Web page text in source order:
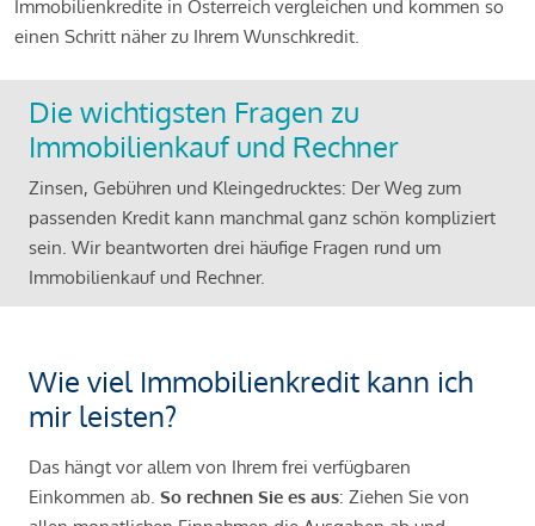
Immobilienkredite in Österreich vergleichen und kommen so
einen Schritt näher zu Ihrem Wunschkredit.
Die wichtigsten Fragen zu
Immobilienkauf und Rechner
Zinsen, Gebühren und Kleingedrucktes: Der Weg zum
passenden Kredit kann manchmal ganz schön kompliziert
sein. Wir beantworten drei häufige Fragen rund um
Immobilienkauf und Rechner.
Wie viel Immobilienkredit kann ich
mir leisten?
Das hängt vor allem von Ihrem frei verfügbaren
Einkommen ab. So rechnen Sie es aus: Ziehen Sie von